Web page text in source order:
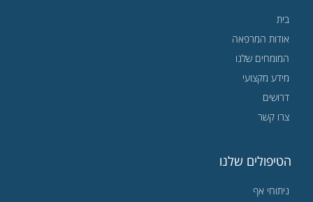
בית
אודות המרפאה
המומחים שלנו
מידע מקצועי
דרושים
צרו קשר
הטיפולים שלנו
ניתוחי אף